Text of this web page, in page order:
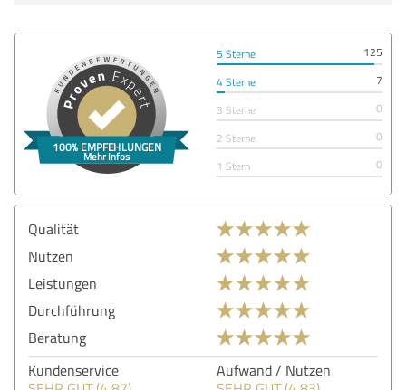
5 Sterne
125
4 Sterne
7
3 Sterne
0
2 Sterne
0
1 Stern
0
Qualität
Nutzen
Leistungen
Durchführung
Beratung
Kundenservice
Aufwand / Nutzen